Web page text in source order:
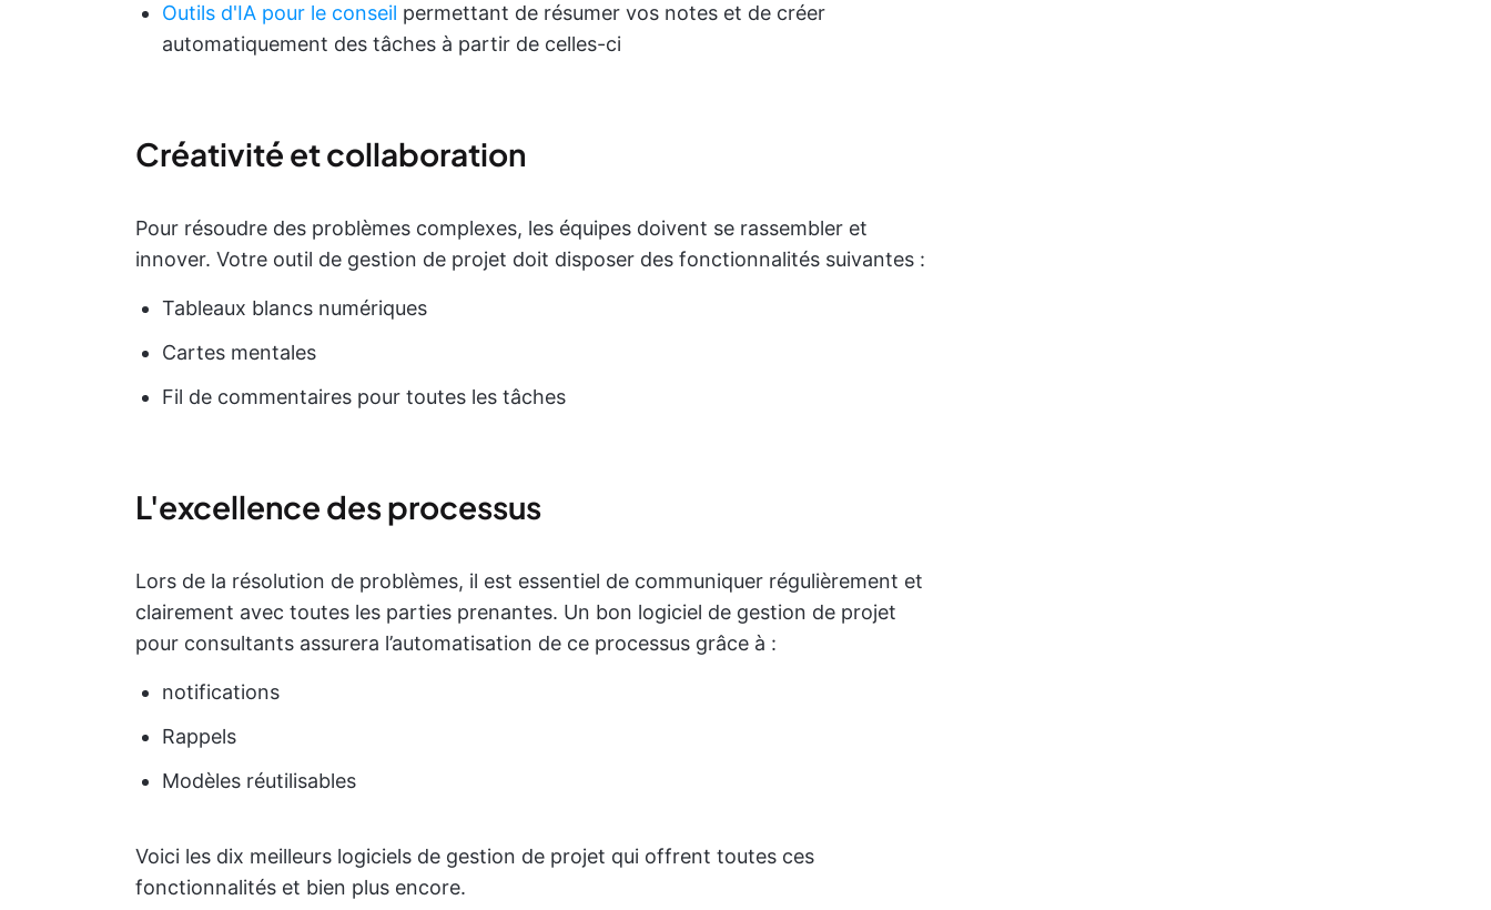
Outils d'IA pour le conseil permettant de résumer vos notes et de créer
automatiquement des tâches à partir de celles-ci
Créativité et collaboration
Pour résoudre des problèmes complexes, les équipes doivent se rassembler et
innover. Votre outil de gestion de projet doit disposer des fonctionnalités suivantes :
Tableaux blancs numériques
Cartes mentales
Fil de commentaires pour toutes les tâches
L'excellence des processus
Lors de la résolution de problèmes, il est essentiel de communiquer régulièrement et
clairement avec toutes les parties prenantes. Un bon logiciel de gestion de projet
pour consultants assurera l’automatisation de ce processus grâce à :
notifications
Rappels
Modèles réutilisables
Voici les dix meilleurs logiciels de gestion de projet qui offrent toutes ces
fonctionnalités et bien plus encore.